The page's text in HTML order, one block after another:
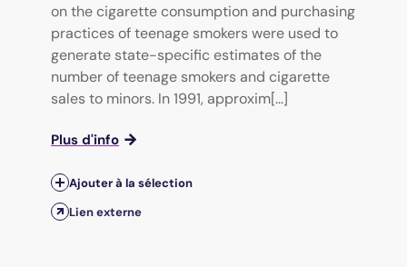
on the cigarette consumption and purchasing
practices of teenage smokers were used to
generate state-specific estimates of the
number of teenage smokers and cigarette
sales to minors. In 1991, approxim[...]
Plus d'info
Ajouter à la sélection
Lien externe